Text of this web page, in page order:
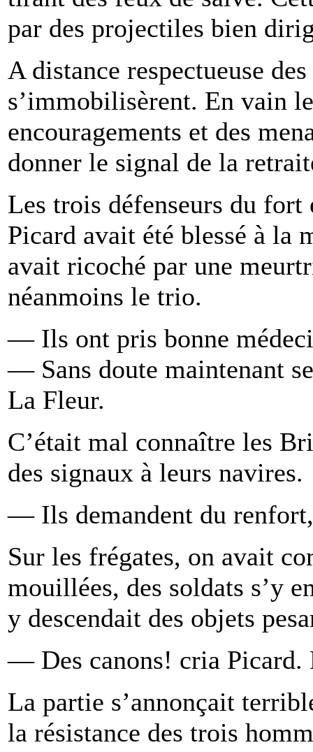
par des projectiles bien
A distance respectueuse
s’immobilisèrent. En vain
encouragements et des
donner le signal de la
Les trois défenseurs du fort
Picard avait été blessé à la
avait ricoché par une
néanmoins le trio.
— Ils ont pris bonne
— Sans doute maintenant
La Fleur.
C’était mal connaître les
des signaux à leurs navires.
— Ils demandent du
Sur les frégates, on avait
mouillées, des soldats s’y
y descendait des objets
— Des canons! cria
La partie s’annonçait
la résistance des trois